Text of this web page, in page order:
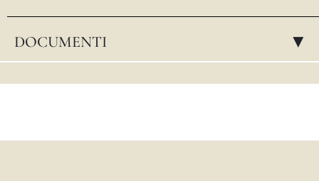
العربيّة
DOCUMENTI ▸